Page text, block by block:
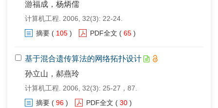
游福成，杨炳儒
计算机工程. 2006, 32(3): 22-24.
摘要 ( 105 ) PDF全文 ( 65 )
基于混合遗传算法的网络拓扑设计
孙立山，郝燕玲
计算机工程. 2006, 32(3): 25-27，87.
摘要 ( 96 ) PDF全文 ( 30 )